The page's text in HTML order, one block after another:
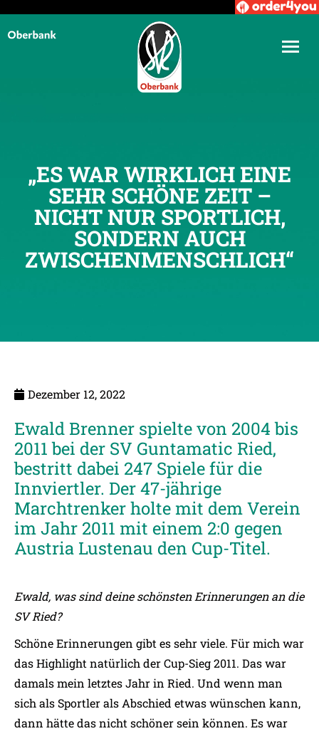
„ES WAR WIRKLICH EINE
SEHR SCHÖNE ZEIT –
NICHT NUR SPORTLICH,
SONDERN AUCH
ZWISCHENMENSCHLICH“
Dezember 12, 2022
Ewald Brenner spielte von 2004 bis
2011 bei der SV Guntamatic Ried,
bestritt dabei 247 Spiele für die
Innviertler. Der 47-jährige
Marchtrenker holte mit dem Verein
im Jahr 2011 mit einem 2:0 gegen
Austria Lustenau den Cup-Titel.
Ewald, was sind deine schönsten Erinnerungen an die
SV Ried?
Schöne Erinnerungen gibt es sehr viele. Für mich war
das Highlight natürlich der Cup-Sieg 2011. Das war
damals mein letztes Jahr in Ried. Und wenn man
sich als Sportler als Abschied etwas wünschen kann,
dann hätte das nicht schöner sein können. Es war